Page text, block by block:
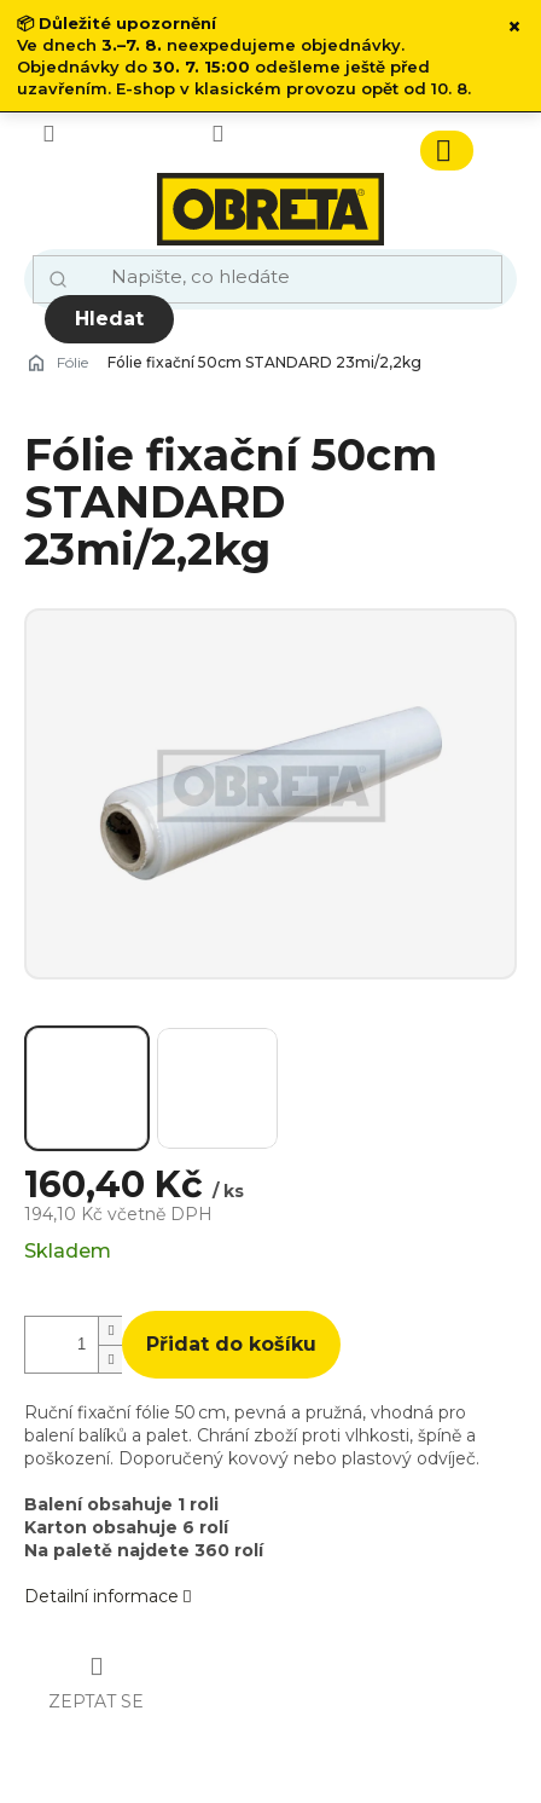
📦 Důležité upozornění
Ve dnech 3.–7. 8. neexpedujeme objednávky.
Objednávky do 30. 7. 15:00 odešleme ještě před
uzavřením. E-shop v klasickém provozu opět od 10. 8.
×
Přejít
obsah
Hledat
Nákupní
košík
Fólie Fólie fixační 50cm STANDARD 23mi/2,2kg
Fólie fixační 50cm
STANDARD
23mi/2,2kg
160,40 Kč / ks
194,10 Kč včetně DPH
Měrná
Skladem
Přidat do košíku
Ruční fixační fólie 50 cm, pevná a pružná, vhodná pro
balení balíků a palet. Chrání zboží proti vlhkosti, špíně a
poškození. Doporučený kovový nebo plastový odvíječ.
Balení obsahuje 1 roli
Karton obsahuje 6 rolí
Na paletě najdete 360 rolí
Detailní informace
ZEPTAT SE